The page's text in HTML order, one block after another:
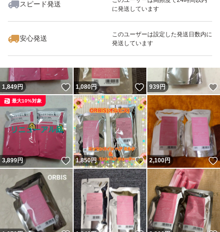
スピード発送
に発送しています
安心発送
このユーザーは設定した発送日数内に
発送しています
いいね！
3,200
1,849円 いいね！
1,080円 いいね！
939円
3,899円 いいね！
最大10%対象
1,850円 いいね！
2,100円